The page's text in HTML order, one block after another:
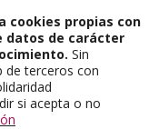
cookies propias con
datos de carácter
Sin
de terceros con
si acepta o no